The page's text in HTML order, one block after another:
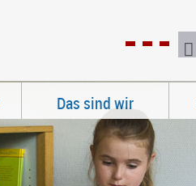
Das sind wir